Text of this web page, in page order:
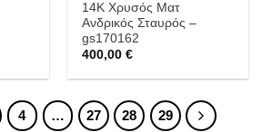
14Κ Χρυσός Ματ
Ανδρικός Σταυρός –
gs170162
400,00€
4 … 27 28 29